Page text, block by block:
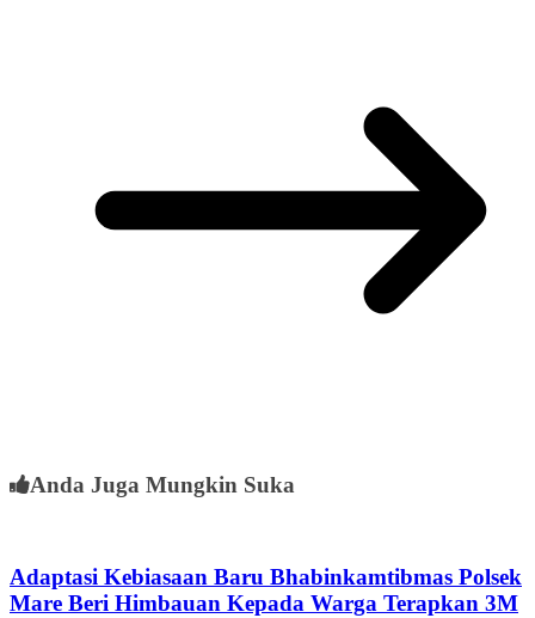
Anda Juga Mungkin Suka
Adaptasi Kebiasaan Baru Bhabinkamtibmas Polsek
Mare Beri Himbauan Kepada Warga Terapkan 3M